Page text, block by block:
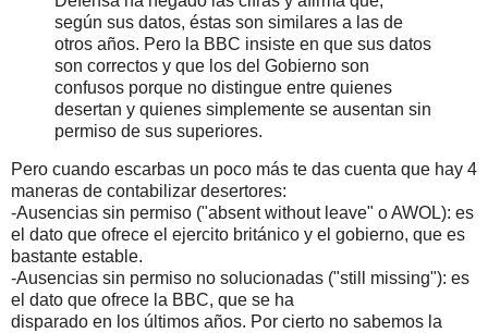
según sus datos, éstas son similares a las de
otros años. Pero la BBC insiste en que sus datos
son correctos y que los del Gobierno son
confusos porque no distingue entre quienes
desertan y quienes simplemente se ausentan sin
permiso de sus superiores.
Pero cuando escarbas un poco más te das cuenta que hay 4
maneras de contabilizar desertores:
-Ausencias sin permiso ("absent without leave" o AWOL): es
el dato que ofrece el ejercito británico y el gobierno, que es
bastante estable.
-Ausencias sin permiso no solucionadas ("still missing"): es
el dato que ofrece la BBC, que se ha
disparado en los últimos años. Por cierto no sabemos la